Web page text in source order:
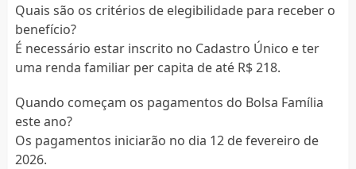
Quais são os critérios de elegibilidade para receber o
benefício?
É necessário estar inscrito no Cadastro Único e ter
uma renda familiar per capita de até R$ 218.
Quando começam os pagamentos do Bolsa Família
este ano?
Os pagamentos iniciarão no dia 12 de fevereiro de
2026.